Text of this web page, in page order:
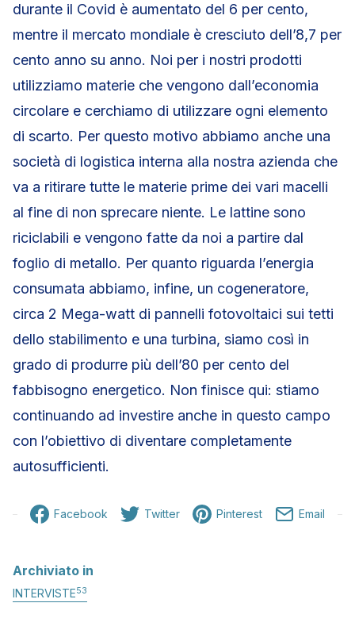
durante il Covid è aumentato del 6 per cento,
mentre il mercato mondiale è cresciuto dell’8,7 per
cento anno su anno. Noi per i nostri prodotti
utilizziamo materie che vengono dall’economia
circolare e cerchiamo di utilizzare ogni elemento
di scarto. Per questo motivo abbiamo anche una
società di logistica interna alla nostra azienda che
va a ritirare tutte le materie prime dei vari macelli
al fine di non sprecare niente. Le lattine sono
riciclabili e vengono fatte da noi a partire dal
foglio di metallo. Per quanto riguarda l’energia
consumata abbiamo, infine, un cogeneratore,
circa 2 Mega-watt di pannelli fotovoltaici sui tetti
dello stabilimento e una turbina, siamo così in
grado di produrre più dell’80 per cento del
fabbisogno energetico. Non finisce qui: stiamo
continuando ad investire anche in questo campo
con l’obiettivo di diventare completamente
autosufficienti.
Facebook Twitter Pinterest Email
Archiviato in
INTERVISTE53